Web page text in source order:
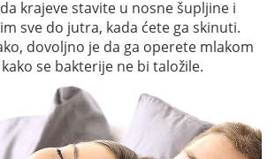
krajeve stavite u nosne šupljine i
sve do jutra, kada ćete ga skinuti.
dovoljno je da ga operete mlakom
se bakterije ne bi taložile.